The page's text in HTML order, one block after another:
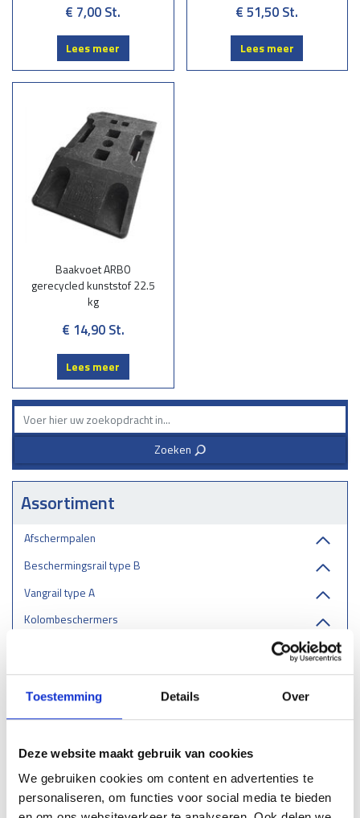
Toestemming Details Over
Deze website maakt gebruik van cookies
We gebruiken cookies om content en advertenties te
personaliseren, om functies voor social media te bieden
Zoeken 3
Assortiment
Afschermpalen
Beschermingsrail type B
Vangrail type A
Kolombeschermers
Aanrijdbeugels
Stellingbeschermers
RVS aanrijbeveiliging
Boombeugels
Doorrijhoogtebeveiliging
€ 7,00 St.
Lees meer
€ 51,50 St.
Lees meer
Baakvoet ARBO
gerecycled kunststof 22.5
kg
€ 14,90 St.
Lees meer